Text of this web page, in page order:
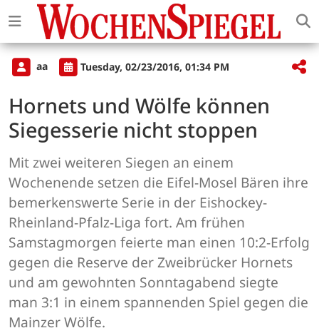
aa Tuesday, 02/23/2016, 01:34 PM
Hornets und Wölfe können
Siegesserie nicht stoppen
Mit zwei weiteren Siegen an einem
Wochenende setzen die Eifel-Mosel Bären ihre
bemerkenswerte Serie in der Eishockey-
Rheinland-Pfalz-Liga fort. Am frühen
Samstagmorgen feierte man einen 10:2-Erfolg
gegen die Reserve der Zweibrücker Hornets
und am gewohnten Sonntagabend siegte
man 3:1 in einem spannenden Spiel gegen die
Mainzer Wölfe.